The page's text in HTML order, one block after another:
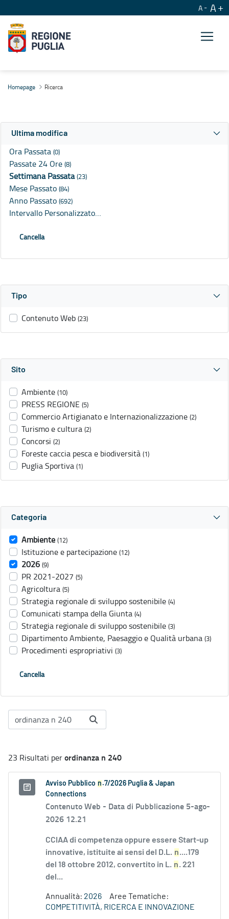
A A
Homepage Ricerca
Ultima modifica
Ora Passata (0)
Passate 24 Ore (8)
Settimana Passata(23)
Mese Passato (84)
Anno Passato (692)
Intervallo Personalizzato…
Cancella
Tipo
Contenuto Web (23)
Sito
Ambiente (10)
PRESS REGIONE (5)
Commercio Artigianato e Internazionalizzazione (2)
Turismo e cultura (2)
Concorsi (2)
Foreste caccia pesca e biodiversità (1)
Puglia Sportiva (1)
Categoria
Ambiente (12)
Istituzione e partecipazione (12)
2026 (9)
PR 2021-2027 (5)
Agricoltura (5)
Strategia regionale di sviluppo sostenibile (4)
Comunicati stampa della Giunta (4)
Strategia regionale di sviluppo sostenibile (3)
Dipartimento Ambiente, Paesaggio e Qualità urbana (3)
Procedimenti espropriativi (3)
Cancella
23 Risultati perordinanza n 240
Avviso Pubblico n .7/2026 Puglia & Japan
Connections
Contenuto Web - Data di Pubblicazione 5-ago-
2026 12.21
CCIAA di competenza oppure essere Start-up
innovative, istituite ai sensi del D.L. n....179
del 18 ottobre 2012, convertito in L. n. 221
del...
Annualità: 2026
Aree Tematiche:
COMPETITIVITÀ, RICERCA E INNOVAZIONE